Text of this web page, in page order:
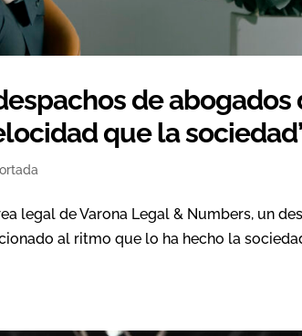
de
que la
legal de Varona Legal & Numbers, un
al ritmo que lo ha hecho la